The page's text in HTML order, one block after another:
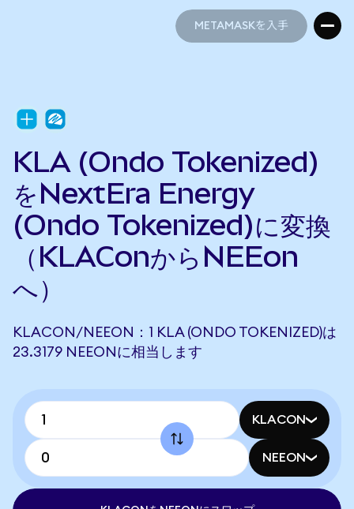
METAMASKを入手
KLA (Ondo Tokenized)
をNextEra Energy
(Ondo Tokenized)に変換
（KLAConからNEEon
へ）
KLACON/NEEON：1 KLA (ONDO TOKENIZED)は
23.3179 NEEONに相当します
KLACON
NEEON